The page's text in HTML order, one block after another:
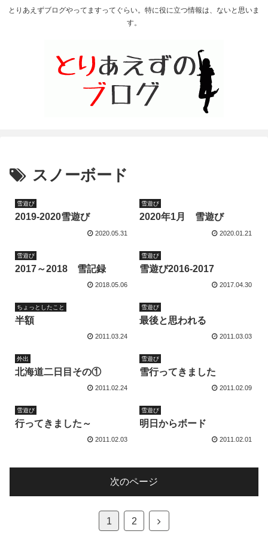
とりあえずブログやってますってぐらい。特に役に立つ情報は、ないと思いま
す。
スノーボード
雪遊び
2019-2020雪遊び
2020.05.31
雪遊び
2020年1月 雪遊び
2020.01.21
雪遊び
2017～2018 雪記録
2018.05.06
雪遊び
雪遊び2016-2017
2017.04.30
ちょっとしたこと
半額
2011.03.24
雪遊び
最後と思われる
2011.03.03
外出
北海道二日目その①
2011.02.24
雪遊び
雪行ってきました
2011.02.09
雪遊び
行ってきました～
2011.02.03
雪遊び
明日からボード
2011.02.01
次のページ
1 2
次